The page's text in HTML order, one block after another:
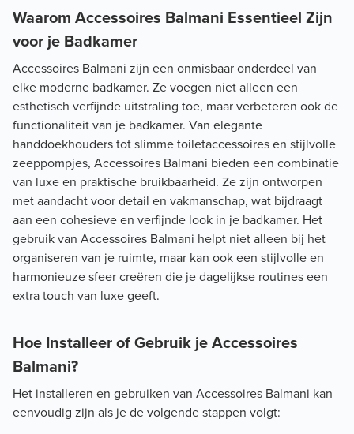
Waarom Accessoires Balmani Essentieel Zijn
voor je Badkamer
Accessoires Balmani zijn een onmisbaar onderdeel van
elke moderne badkamer. Ze voegen niet alleen een
esthetisch verfijnde uitstraling toe, maar verbeteren ook de
functionaliteit van je badkamer. Van elegante
handdoekhouders tot slimme toiletaccessoires en stijlvolle
zeeppompjes, Accessoires Balmani bieden een combinatie
van luxe en praktische bruikbaarheid. Ze zijn ontworpen
met aandacht voor detail en vakmanschap, wat bijdraagt
aan een cohesieve en verfijnde look in je badkamer. Het
gebruik van Accessoires Balmani helpt niet alleen bij het
organiseren van je ruimte, maar kan ook een stijlvolle en
harmonieuze sfeer creëren die je dagelijkse routines een
extra touch van luxe geeft.
Hoe Installeer of Gebruik je Accessoires
Balmani?
Het installeren en gebruiken van Accessoires Balmani kan
eenvoudig zijn als je de volgende stappen volgt: